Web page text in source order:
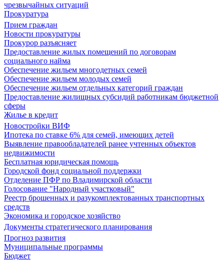
чрезвычайных ситуаций
Прокуратура
Прием граждан
Новости прокуратуры
Прокурор разъясняет
Предоставление жилых помещений по договорам
социального найма
Обеспечение жильем многодетных семей
Обеспечение жильем молодых семей
Обеспечение жильем отдельных категорий граждан
Предоставление жилищных субсидий работникам бюджетной
сферы
Жилье в кредит
Новостройки ВИФ
Ипотека по ставке 6% для семей, имеющих детей
Выявление правообладателей ранее учтенных объектов
недвижимости
Бесплатная юридическая помощь
Городской фонд социальной поддержки
Отделение ПФР по Владимирской области
Голосование "Народный участковый"
Реестр брошенных и разукомплектованных транспортных
средств
Экономика и городское хозяйство
Документы стратегического планирования
Прогноз развития
Муниципальные программы
Бюджет